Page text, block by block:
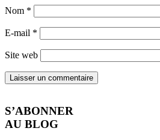
Nom *
E-mail *
Site web
S’ABONNER
AU BLOG